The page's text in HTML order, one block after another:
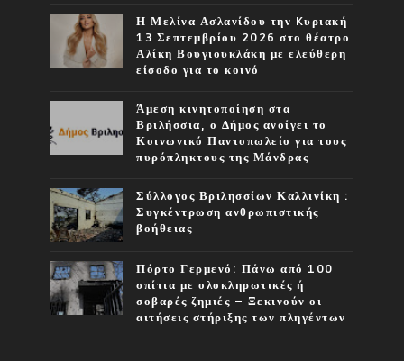
Η Μελίνα Ασλανίδου την Kυριακή
13 Σεπτεμβρίου 2026 στο θέατρο
Αλίκη Βουγιουκλάκη με ελεύθερη
είσοδο για το κοινό
Άμεση κινητοποίηση στα
Βριλήσσια, ο Δήμος ανοίγει το
Κοινωνικό Παντοπωλείο για τους
πυρόπληκτους της Μάνδρας
Σύλλογος Βριλησσίων Καλλινίκη :
Συγκέντρωση ανθρωπιστικής
βοήθειας
Πόρτο Γερμενό: Πάνω από 100
σπίτια με ολοκληρωτικές ή
σοβαρές ζημιές – Ξεκινούν οι
αιτήσεις στήριξης των πληγέντων